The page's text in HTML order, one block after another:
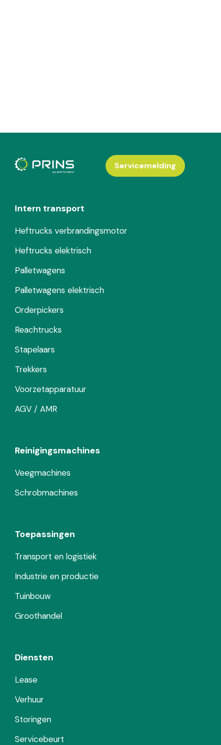
Intern transport
Heftrucks verbrandingsmotor
Heftrucks elektrisch
Palletwagens
Palletwagens elektrisch
Orderpickers
Reachtrucks
Stapelaars
Trekkers
Voorzetapparatuur
AGV / AMR
Reinigingsmachines
Veegmachines
Schrobmachines
Toepassingen
Transport en logistiek
Industrie en productie
Tuinbouw
Groothandel
Diensten
Lease
Verhuur
Storingen
Servicebeurt
Servicemelding